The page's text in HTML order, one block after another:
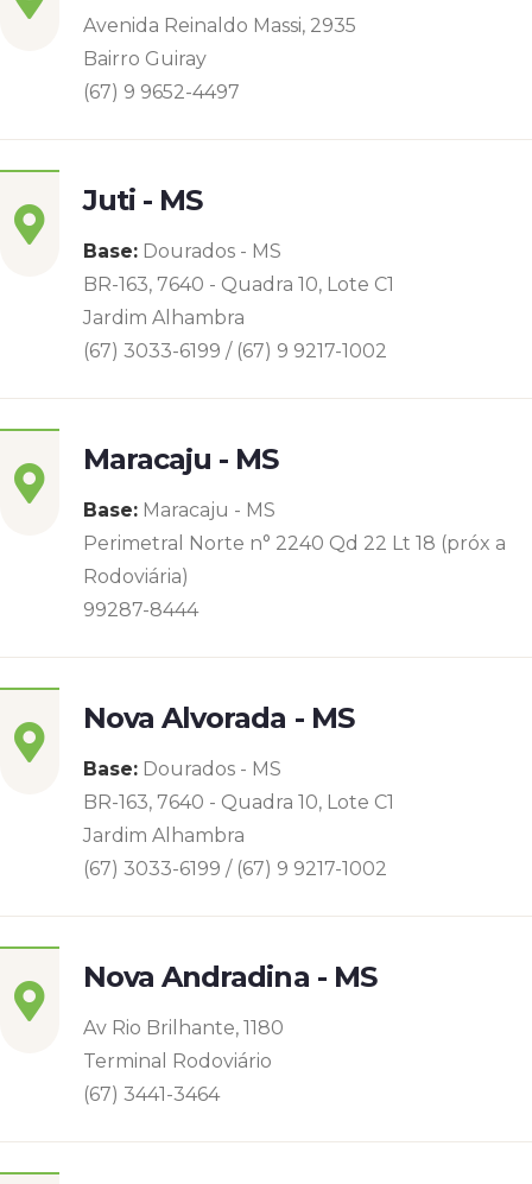
Avenida Reinaldo Massi, 2935
Bairro Guiray
(67) 9 9652-4497
Juti - MS
Base: Dourados - MS
BR-163, 7640 - Quadra 10, Lote C1
Jardim Alhambra
(67) 3033-6199 / (67) 9 9217-1002
Maracaju - MS
Base: Maracaju - MS
Perimetral Norte n° 2240 Qd 22 Lt 18 (próx a
Rodoviária)
99287-8444
Nova Alvorada - MS
Base: Dourados - MS
BR-163, 7640 - Quadra 10, Lote C1
Jardim Alhambra
(67) 3033-6199 / (67) 9 9217-1002
Nova Andradina - MS
Av Rio Brilhante, 1180
Terminal Rodoviário
(67) 3441-3464